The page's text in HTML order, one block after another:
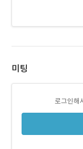
미팅
로그인해